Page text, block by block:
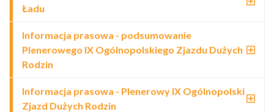
Ładu
Informacja prasowa - podsumowanie
Plenerowego IX Ogólnopolskiego Zjazdu Dużych
Rodzin
Informacja prasowa - Plenerowy IX Ogólnopolski
Zjazd Dużych Rodzin